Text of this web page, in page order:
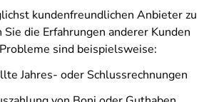
kundenfreundlichen Anbieter zu
die Erfahrungen anderer Kunden
sind beispielsweise:
Jahres- oder Schlussrechnungen